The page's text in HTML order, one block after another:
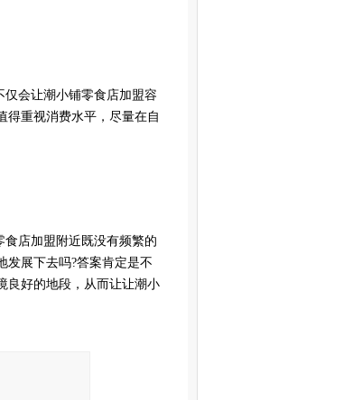
会让潮小铺零食店加盟容
得重视消费水平，尽量在自
店加盟附近既没有频繁的
发展下去吗?答案肯定是不
良好的地段，从而让让潮小